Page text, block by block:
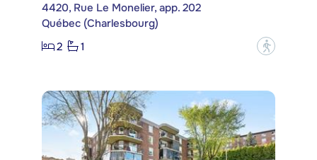
4420, Rue Le Monelier, app. 202
Québec (Charlesbourg)
2
1 ?